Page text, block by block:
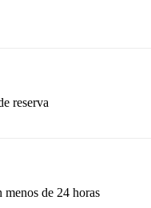
información necesaria por
reserva
menos de 24 horas